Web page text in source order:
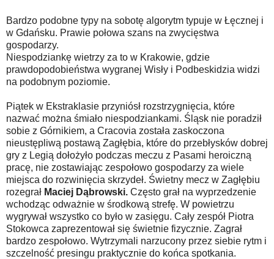
Bardzo podobne typy na sobotę algorytm typuje w Łęcznej i
w Gdańsku. Prawie połowa szans na zwycięstwa
gospodarzy.
Niespodziankę wietrzy za to w Krakowie, gdzie
prawdopodobieństwa wygranej Wisły i Podbeskidzia widzi
na podobnym poziomie.
Piątek w Ekstraklasie przyniósł rozstrzygnięcia, które
nazwać można śmiało niespodziankami. Śląsk nie poradził
sobie z Górnikiem, a Cracovia została zaskoczona
nieustępliwą postawą Zagłębia, które do przebłysków dobrej
gry z Legią dołożyło podczas meczu z Pasami heroiczną
pracę, nie zostawiając zespołowo gospodarzy za wiele
miejsca do rozwinięcia skrzydeł. Świetny mecz w Zagłębiu
rozegrał Maciej Dąbrowski. Często grał na wyprzedzenie
wchodząc odważnie w środkową strefę. W powietrzu
wygrywał wszystko co było w zasięgu. Cały zespół Piotra
Stokowca zaprezentował się świetnie fizycznie. Zagrał
bardzo zespołowo. Wytrzymali narzucony przez siebie rytm i
szczelność presingu praktycznie do końca spotkania.